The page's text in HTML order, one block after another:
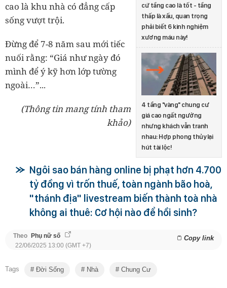
cứ tầng cao là tốt - tầng
thấp là xấu, quan trọng
phải biết 6 kinh nghiệm
xương máu này!
4 tầng "vàng" chung cư
giá cao ngất ngưởng
nhưng khách vẫn tranh
nhau: Hợp phong thủy lại
hút tài lộc!
cao là khu nhà có đẳng cấp
sống vượt trội.
Đừng để 7-8 năm sau mới tiếc
nuối rằng: “Giá như ngày đó
mình để ý kỹ hơn lớp tường
ngoài…”...
(Thông tin mang tính tham
khảo)
Ngôi sao bán hàng online bị phạt hơn 4.700
tỷ đồng vì trốn thuế, toàn ngành bão hoà,
"thánh địa" livestream biến thành toà nhà
không ai thuê: Cơ hội nào để hồi sinh?
Theo Phụ nữ số Copy link
22/06/2025 13:00 (GMT +7)
Tags Đời Sống Nhà Chung Cư